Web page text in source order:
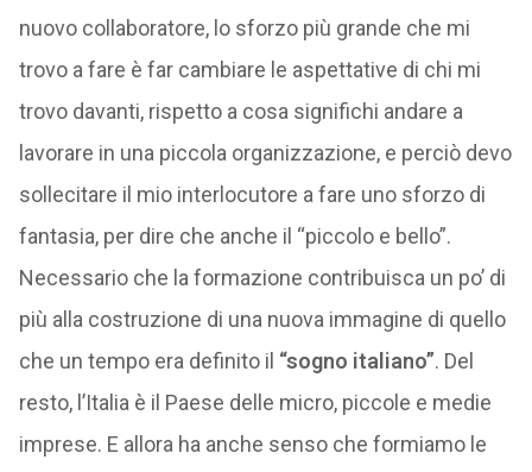
nuovo collaboratore, lo sforzo più grande che mi
trovo a fare è far cambiare le aspettative di chi mi
trovo davanti, rispetto a cosa significhi andare a
lavorare in una piccola organizzazione, e perciò devo
sollecitare il mio interlocutore a fare uno sforzo di
fantasia, per dire che anche il “piccolo e bello”.
Necessario che la formazione contribuisca un po’ di
più alla costruzione di una nuova immagine di quello
che un tempo era definito il “sogno italiano”. Del
resto, l’Italia è il Paese delle micro, piccole e medie
imprese. E allora ha anche senso che formiamo le